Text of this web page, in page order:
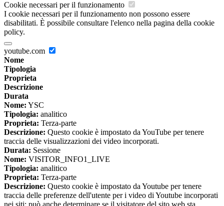
Cookie necessari per il funzionamento
I cookie necessari per il funzionamento non possono essere
disabilitati. È possibile consultare l'elenco nella pagina della cookie
policy.
youtube.com
Nome
Tipologia
Proprieta
Descrizione
Durata
Nome: YSC
Tipologia: analitico
Proprieta: Terza-parte
Descrizione: Questo cookie è impostato da YouTube per tenere
traccia delle visualizzazioni dei video incorporati.
Durata: Sessione
Nome: VISITOR_INFO1_LIVE
Tipologia: analitico
Proprieta: Terza-parte
Descrizione: Questo cookie è impostato da Youtube per tenere
traccia delle preferenze dell'utente per i video di Youtube incorporati